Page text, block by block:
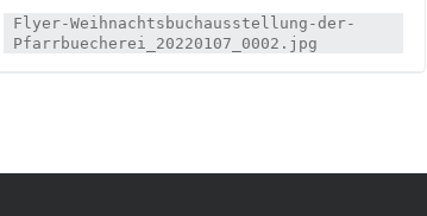
Flyer-Weihnachtsbuchausstellung-der-
Pfarrbuecherei_20220107_0002.jpg